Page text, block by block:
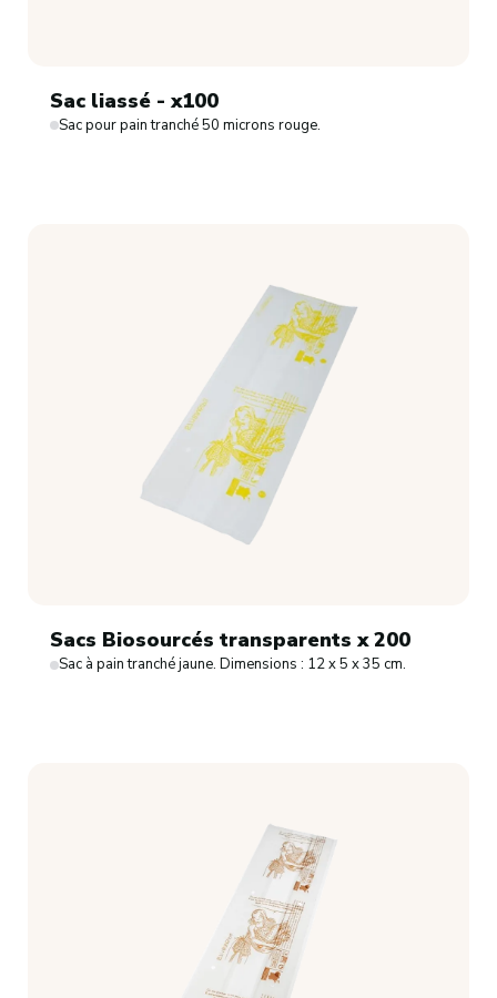
Sac liassé - x100
Sac pour pain tranché 50 microns rouge.
Sacs Biosourcés transparents x 200
Sac à pain tranché jaune. Dimensions : 12 x 5 x 35 cm.